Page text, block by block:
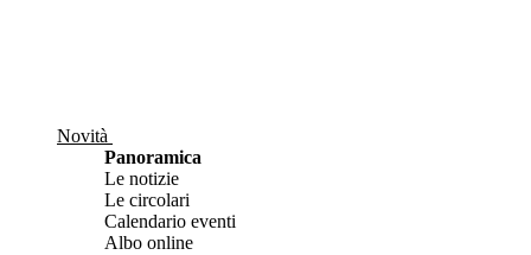
Novità
Panoramica
Le notizie
Le circolari
Calendario eventi
Albo online